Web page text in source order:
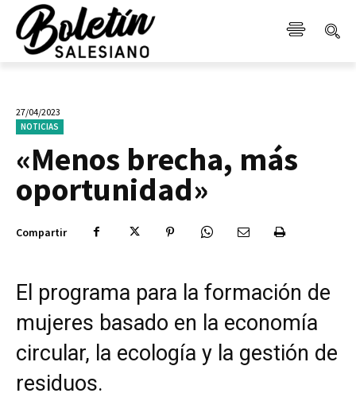
27/04/2023
NOTICIAS
«Menos brecha, más
oportunidad»
Compartir
El programa para la formación de
mujeres basado en la economía
circular, la ecología y la gestión de
residuos.